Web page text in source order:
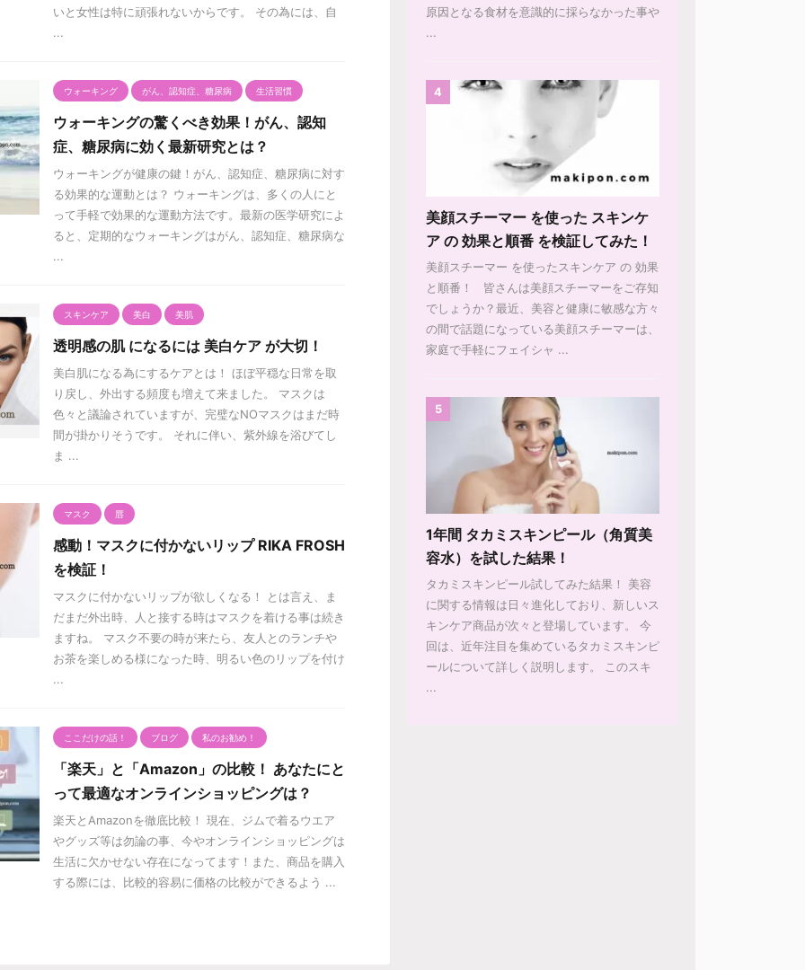
いと女性は特に頑張れないからです。 その為には、自
...
ウォーキング がん、認知症、糖尿病 生活習慣
ウォーキングの驚くべき効果！がん、認知
症、糖尿病に効く最新研究とは？
ウォーキングが健康の鍵！がん、認知症、糖尿病に対す
る効果的な運動とは？ ウォーキングは、多くの人にと
って手軽で効果的な運動方法です。最新の医学研究によ
ると、定期的なウォーキングはがん、認知症、糖尿病な
...
スキンケア 美白 美肌
透明感の肌 になるには 美白ケア が大切！
美白肌になる為にするケアとは！ ほぼ平穏な日常を取
り戻し、外出する頻度も増えて来ました。 マスクは
色々と議論されていますが、完璧なNOマスクはまだ時
間が掛かりそうです。 それに伴い、紫外線を浴びてし
ま ...
マスク 唇
感動！マスクに付かないリップ RIKA FROSH
を検証！
マスクに付かないリップが欲しくなる！ とは言え、ま
だまだ外出時、人と接する時はマスクを着ける事は続き
ますね。 マスク不要の時が来たら、友人とのランチや
お茶を楽しめる様になった時、明るい色のリップを付け
...
ここだけの話！ ブログ 私のお勧め！
「楽天」と「Amazon」の比較！ あなたにと
って最適なオンラインショッピングは？
楽天とAmazonを徹底比較！ 現在、ジムで着るウエア
やグッズ等は勿論の事、今やオンラインショッピングは
生活に欠かせない存在になってます！また、商品を購入
する際には、比較的容易に価格の比較ができるよう ...
原因となる食材を意識的に採らなかった事や
...
4
美顔スチーマー を使った スキンケ
ア の 効果と順番 を検証してみた！
美顔スチーマー を使ったスキンケア の 効果
と順番！ 皆さんは美顔スチーマーをご存知
でしょうか？最近、美容と健康に敏感な方々
の間で話題になっている美顔スチーマーは、
家庭で手軽にフェイシャ ...
5
1年間 タカミスキンピール（角質美
容水）を試した結果！
タカミスキンピール試してみた結果！ 美容
に関する情報は日々進化しており、新しいス
キンケア商品が次々と登場しています。 今
回は、近年注目を集めているタカミスキンピ
ールについて詳しく説明します。 このスキ
...